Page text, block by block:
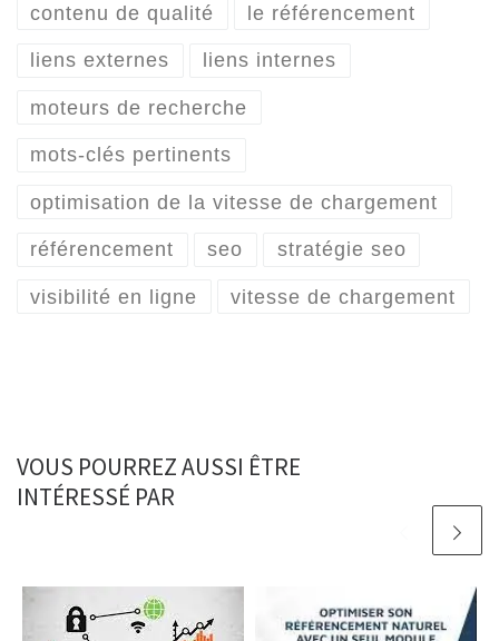
contenu de qualité le référencement
liens externes liens internes
moteurs de recherche
mots-clés pertinents
optimisation de la vitesse de chargement
référencement seo stratégie seo
visibilité en ligne vitesse de chargement
VOUS POURREZ AUSSI ÊTRE
INTÉRESSÉ PAR